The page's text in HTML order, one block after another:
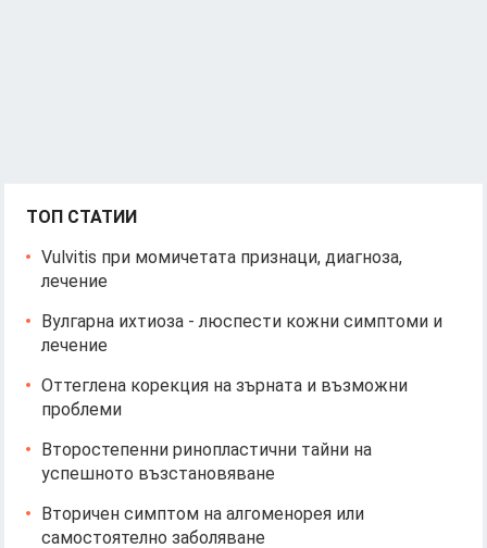
ТОП СТАТИИ
Vulvitis при момичетата признаци, диагноза,
лечение
Вулгарна ихтиоза - люспести кожни симптоми и
лечение
Оттеглена корекция на зърната и възможни
проблеми
Второстепенни ринопластични тайни на
успешното възстановяване
Вторичен симптом на алгоменорея или
самостоятелно заболяване